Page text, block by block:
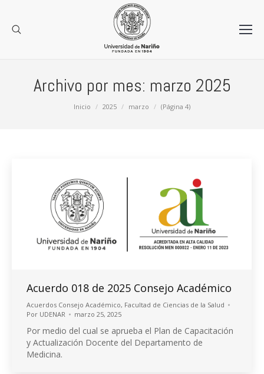
Archivo por mes: marzo 2025
Inicio 2025 marzo (Página 4)
Acuerdo 018 de 2025 Consejo Académico
Acuerdos Consejo Académico, Facultad de Ciencias de la Salud
Por UDENAR marzo 25, 2025
Por medio del cual se aprueba el Plan de Capacitación
y Actualización Docente del Departamento de
Medicina.